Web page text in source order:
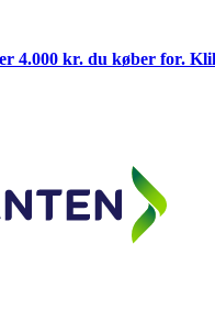
4.000 kr. du køber for.